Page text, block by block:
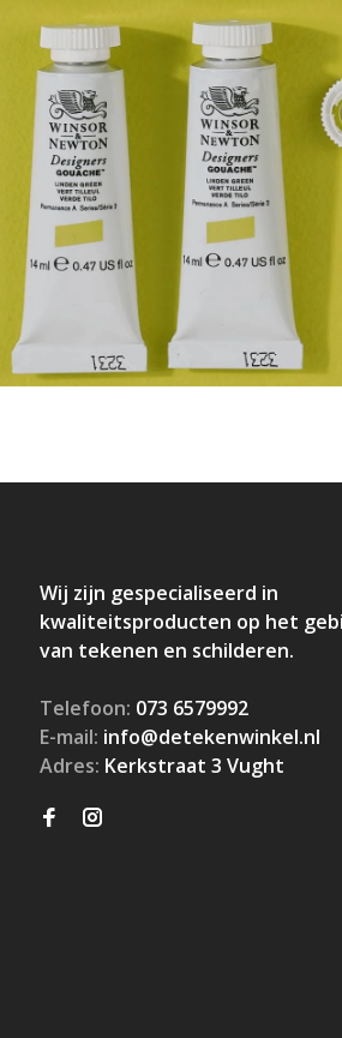
Wij zijn gespecialiseerd in
kwaliteitsproducten op het
van tekenen en schilderen.
Telefoon: 073 6579992
E-mail: info@detekenwinkel.nl
Adres: Kerkstraat 3 Vught